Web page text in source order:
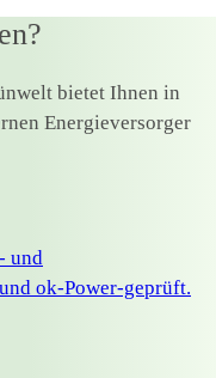
bietet Ihnen in
Energieversorger
und
ok-Power-geprüft.